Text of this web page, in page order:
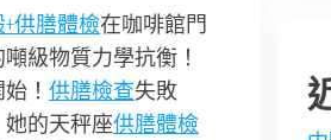
供膳體檢在咖啡館門
級物質力學抗衡！
！ 供膳檢查失敗
的天秤座供膳體檢